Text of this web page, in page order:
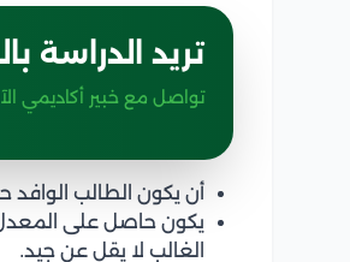
تريد الدراسة
تواصل مع خبير أكاديمي
أن يكون الطالب
يكون حاصل على
الغالب لا يقل عن جيد.